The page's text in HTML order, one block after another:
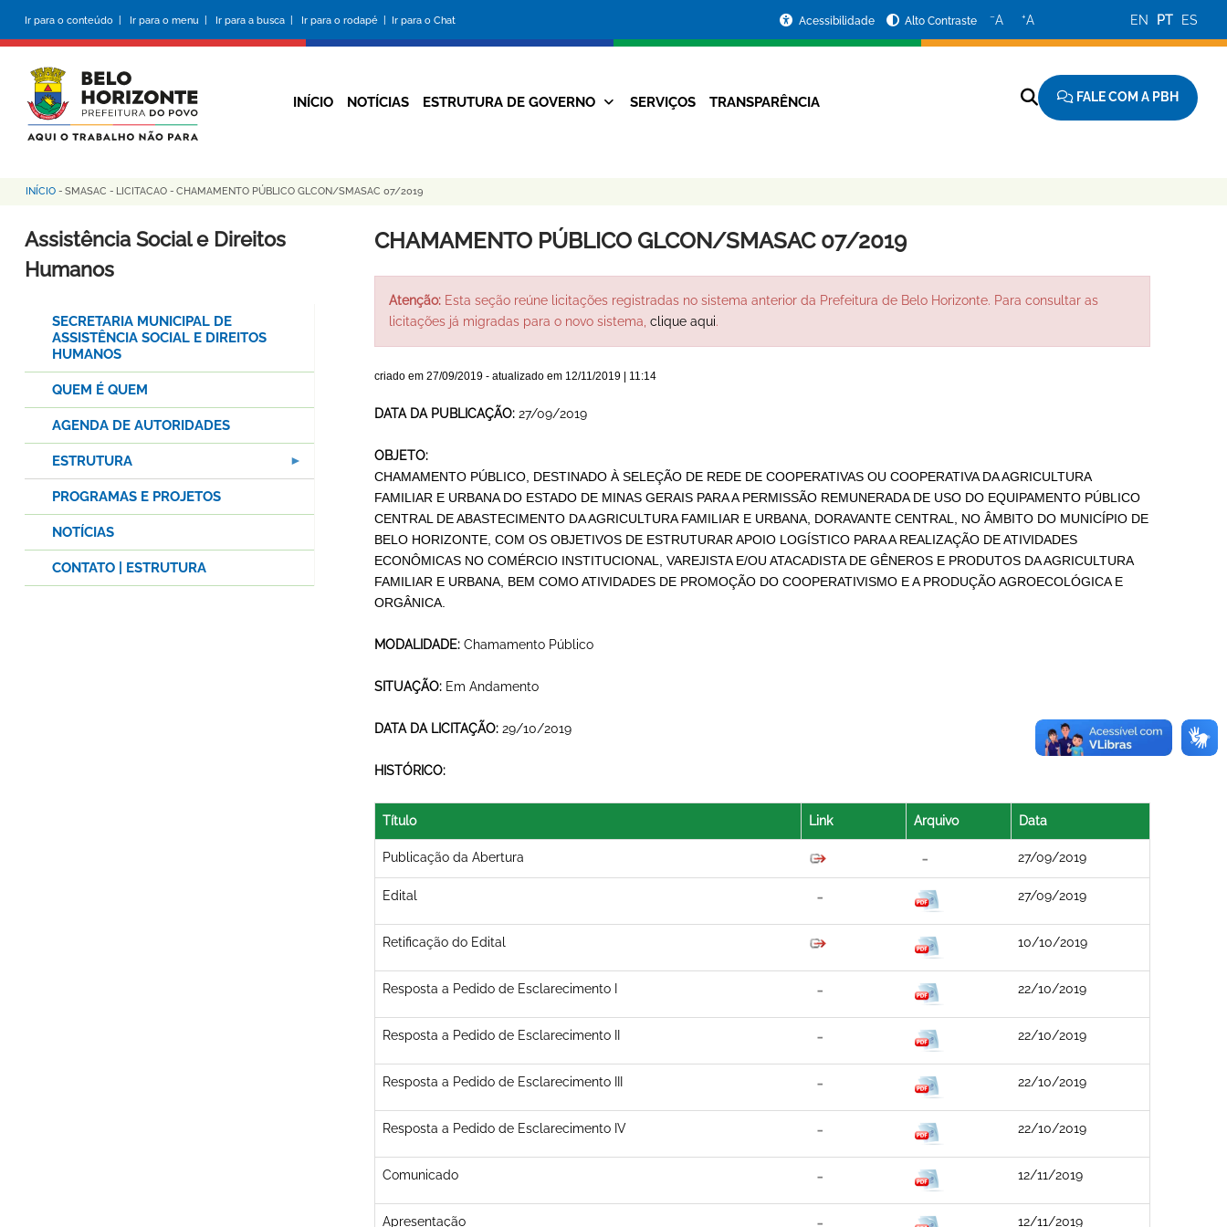
conteúdo
principal
Ir para o conteúdo | Ir para o menu | Ir para a busca | Ir para o rodapé | Ir para o Chat
da
Prefeitura
Acessibilidade Alto Contraste −A +A EN PT ES
Navegação
INÍCIO NOTÍCIAS ESTRUTURA DE GOVERNO SERVIÇOS TRANSPARÊNCIA FALE COM A PBH
Trilha
de
navegação
INÍCIO - SMASAC - LICITACAO - CHAMAMENTO PÚBLICO GLCON/SMASAC 07/2019
CHAMAMENTO PÚBLICO GLCON/SMASAC 07/2019
Atenção:Esta seção reúne licitações registradas no sistema anterior da Prefeitura de Belo Horizonte. Para consultar as
licitações já migradas para o novo sistema, clique aqui.
criado em 27/09/2019- atualizado em 12/11/2019 | 11:14
DATA DA PUBLICAÇÃO: 27/09/2019
OBJETO:
CHAMAMENTO PÚBLICO, DESTINADO À SELEÇÃO DE REDE DE COOPERATIVAS OU COOPERATIVA DA AGRICULTURA
FAMILIAR E URBANA DO ESTADO DE MINAS GERAIS PARA A PERMISSÃO REMUNERADA DE USO DO EQUIPAMENTO PÚBLICO
CENTRAL DE ABASTECIMENTO DA AGRICULTURA FAMILIAR E URBANA, DORAVANTE CENTRAL, NO ÂMBITO DO MUNICÍPIO DE
BELO HORIZONTE, COM OS OBJETIVOS DE ESTRUTURAR APOIO LOGÍSTICO PARA A REALIZAÇÃO DE ATIVIDADES
ECONÔMICAS NO COMÉRCIO INSTITUCIONAL, VAREJISTA E/OU ATACADISTA DE GÊNEROS E PRODUTOS DA AGRICULTURA
FAMILIAR E URBANA, BEM COMO ATIVIDADES DE PROMOÇÃO DO COOPERATIVISMO E A PRODUÇÃO AGROECOLÓGICA E
ORGÂNICA.
MODALIDADE: Chamamento Público
SITUAÇÃO: Em Andamento
DATA DA LICITAÇÃO: 29/10/2019
HISTÓRICO:
Título Link Arquivo Data
Publicação da Abertura 27/09/2019
Edital 27/09/2019
Retificação do Edital 10/10/2019
Resposta a Pedido de Esclarecimento I 22/10/2019
Resposta a Pedido de Esclarecimento II 22/10/2019
Resposta a Pedido de Esclarecimento III 22/10/2019
Resposta a Pedido de Esclarecimento IV 22/10/2019
Comunicado 12/11/2019
Apresentação 12/11/2019
Assistência Social e Direitos
Humanos
SECRETARIA MUNICIPAL DE
ASSISTÊNCIA SOCIAL E DIREITOS
HUMANOS
QUEM É QUEM
AGENDA DE AUTORIDADES
ESTRUTURA
PROGRAMAS E PROJETOS
NOTÍCIAS
CONTATO | ESTRUTURA